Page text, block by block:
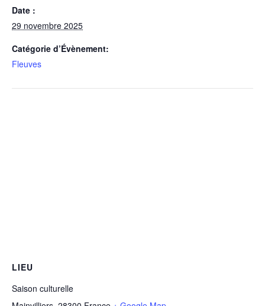
Date :
29 novembre 2025
Catégorie d’Évènement:
Fleuves
LIEU
Saison culturelle